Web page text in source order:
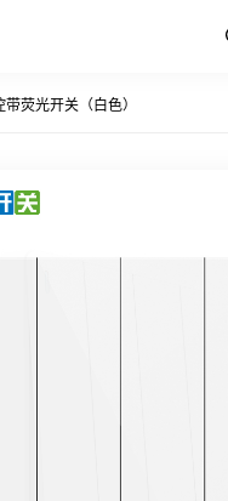
荧光开关（白色）